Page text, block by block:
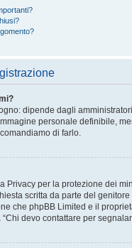
dipende dagli
personale definibile,
di farlo.
Privacy per la protezione dei
scritta da parte del
che phpBB Limited e il
devo contattare per